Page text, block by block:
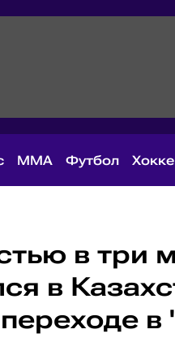
MMA Футбол
в три
в
в